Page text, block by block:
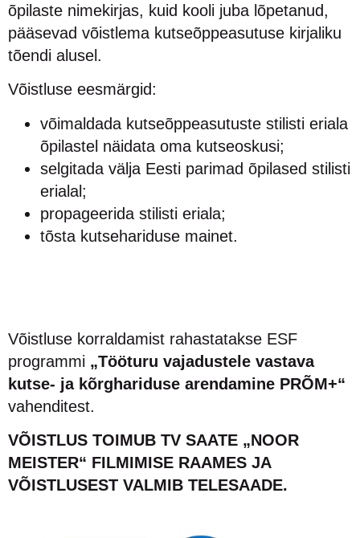
õpilaste nimekirjas, kuid kooli juba lõpetanud,
pääsevad võistlema kutseõppeasutuse kirjaliku
tõendi alusel.
Võistluse eesmärgid:
võimaldada kutseõppeasutuste stilisti eriala
õpilastel näidata oma kutseoskusi;
selgitada välja Eesti parimad õpilased stilisti
erialal;
propageerida stilisti eriala;
tõsta kutsehariduse mainet.
Võistluse korraldamist rahastatakse ESF
programmi „Tööturu vajadustele vastava
kutse- ja kõrghariduse arendamine PRÕM+“
vahenditest.
VÕISTLUS TOIMUB TV SAATE „NOOR
MEISTER“ FILMIMISE RAAMES JA
VÕISTLUSEST VALMIB TELESAADE.